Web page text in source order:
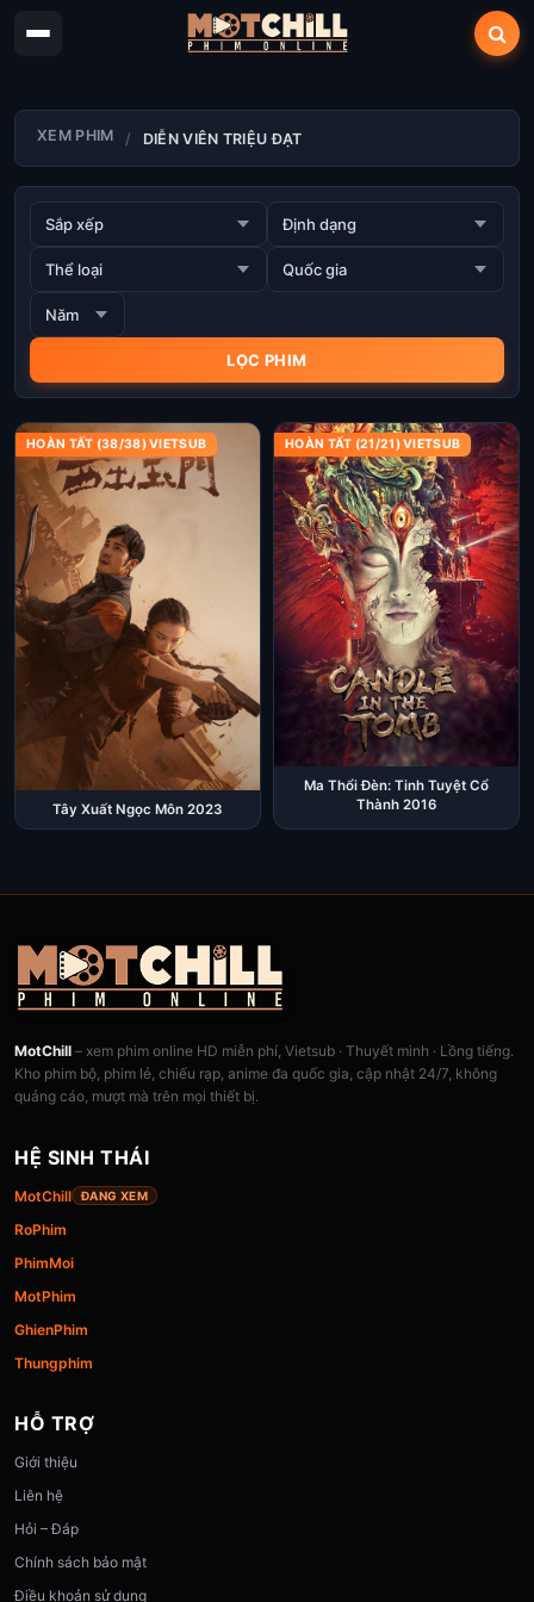
XEM PHIM DIỄN VIÊN TRIỆU ĐẠT
HOÀN TẤT (38/38) VIETSUB
Tây Xuất Ngọc Môn 2023
HOÀN TẤT (21/21) VIETSUB
Ma Thổi Đèn: Tinh Tuyệt Cổ
Thành 2016
MotChill – xem phim online HD miễn phí, Vietsub · Thuyết minh · Lồng tiếng.
Kho phim bộ, phim lẻ, chiếu rạp, anime đa quốc gia, cập nhật 24/7, không
quảng cáo, mượt mà trên mọi thiết bị.
HỆ SINH THÁI
MotChill ĐANG XEM
RoPhim
PhimMoi
MotPhim
GhienPhim
Thungphim
HỖ TRỢ
Giới thiệu
Liên hệ
Hỏi – Đáp
Chính sách bảo mật
Điều khoản sử dụng